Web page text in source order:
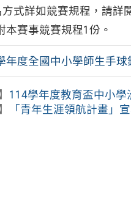
式詳如競賽規程，請詳
本賽事競賽規程1份。
年度全國中小學師生手球
114學年度教育盃中小學
「青年生涯領航計畫」